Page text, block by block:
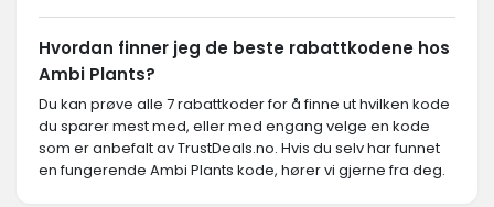
Hvordan finner jeg de beste rabattkodene hos
Ambi Plants?
Du kan prøve alle 7 rabattkoder for å finne ut hvilken kode
du sparer mest med, eller med engang velge en kode
som er anbefalt av TrustDeals.no. Hvis du selv har funnet
en fungerende Ambi Plants kode, hører vi gjerne fra deg.